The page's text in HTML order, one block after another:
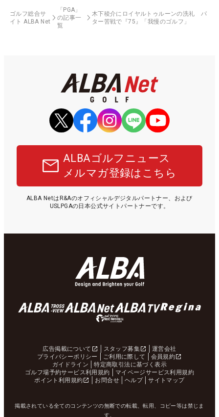
ゴルフ総合サ
イト ALBA Net
「PGA」
の記事一
覧
木下稜介にロイヤルトゥルーンの洗礼 パ
ター苦戦で『75』「我慢のゴルフ」
ALBAゴルフニュース
メルマガ登録はこちら
ALBA NetはR&Aのオフィシャルデジタルパートナー、および
USLPGAの日本公式サイトパートナーです。
広告掲載について スタッフ募集
運営会社
プライバシーポリシー
ご利用に際して
会員規約
ガイドライン
特定商取引法に基づく表示
ゴルフ場予約サービス利用規約
マイページサービス利用規約
ポイント利用規約
お問合せ ヘルプ サイトマップ
掲載されている全てのコンテンツの無断での転載、転用、コピー等は禁じま
す。